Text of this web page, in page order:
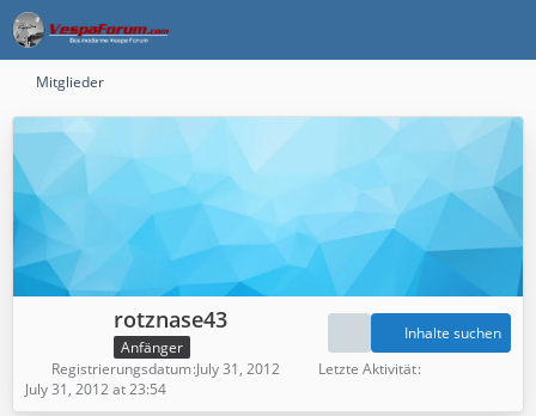
Mitglieder
rotznase43
Anfänger
Inhalte suchen
Registrierungsdatum July 31, 2012
Letzte Aktivität
July 31, 2012 at 23:54